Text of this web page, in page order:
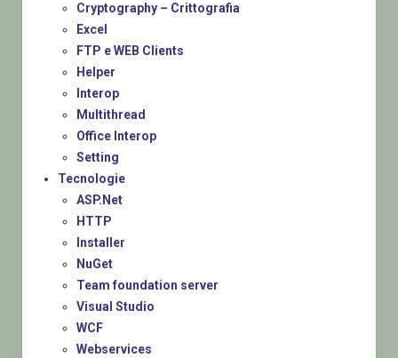
Cryptography – Crittografia
Excel
FTP e WEB Clients
Helper
Interop
Multithread
Office Interop
Setting
Tecnologie
ASP.Net
HTTP
Installer
NuGet
Team foundation server
Visual Studio
WCF
Webservices